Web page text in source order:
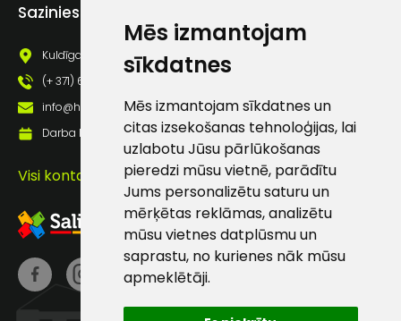
Mēs izmantojam
sīkdatnes
Mēs izmantojam sīkdatnes un
citas izsekošanas tehnoloģijas, lai
uzlabotu Jūsu pārlūkošanas
pieredzi mūsu vietnē, parādītu
Jums personalizētu saturu un
mērķētas reklāmas, analizētu
mūsu vietnes datplūsmu un
saprastu, no kurienes nāk mūsu
apmeklētāji.
Sazinies ar mums
Kuldīgas iela 69a, Saldus, Saldus nov., LV - 3801
(+ 371) 63 881 186
info@hards.lv
Darba laiks: Darbadienās: 8:00 - 17:00
Visi kontakti
Sūtīt ziņojumu
Klientu
atbalsts
Darbdienās:
8:00 – 17:00
(+371) 63 881
186
info@hards.lv